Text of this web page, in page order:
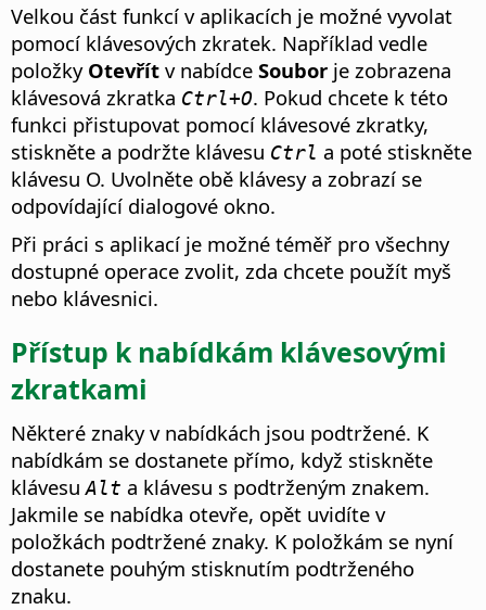
Velkou část funkcí v aplikacích je možné vyvolat
pomocí klávesových zkratek. Například vedle
položky Otevřít v nabídce Soubor je zobrazena
klávesová zkratka Ctrl+O. Pokud chcete k této
funkci přistupovat pomocí klávesové zkratky,
stiskněte a podržte klávesu Ctrl a poté stiskněte
klávesu O. Uvolněte obě klávesy a zobrazí se
odpovídající dialogové okno.
Při práci s aplikací je možné téměř pro všechny
dostupné operace zvolit, zda chcete použít myš
nebo klávesnici.
Přístup k nabídkám klávesovými
zkratkami
Některé znaky v nabídkách jsou podtržené. K
nabídkám se dostanete přímo, když stiskněte
klávesuAlt a klávesu s podtrženým znakem.
Jakmile se nabídka otevře, opět uvidíte v
položkách podtržené znaky. K položkám se nyní
dostanete pouhým stisknutím podtrženého
znaku.